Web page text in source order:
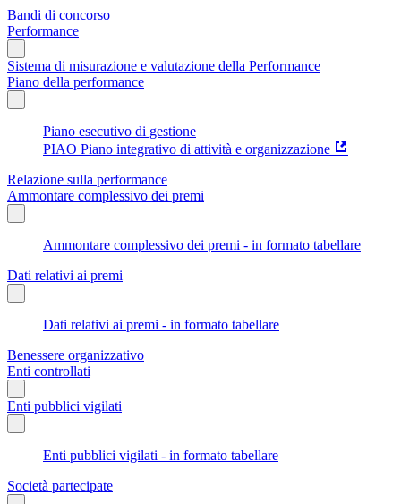
Bandi di concorso
Performance
Sistema di misurazione e valutazione della Performance
Piano della performance
Piano esecutivo di gestione
PIAO Piano integrativo di attività e organizzazione
Relazione sulla performance
Ammontare complessivo dei premi
Ammontare complessivo dei premi - in formato tabellare
Dati relativi ai premi
Dati relativi ai premi - in formato tabellare
Benessere organizzativo
Enti controllati
Enti pubblici vigilati
Enti pubblici vigilati - in formato tabellare
Società partecipate